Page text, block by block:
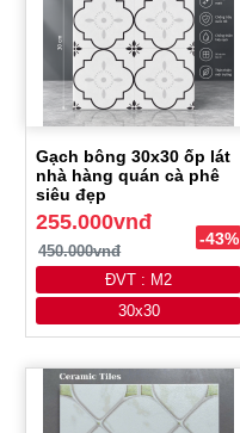
Gạch bông 30x30 ốp lát
nhà hàng quán cà phê
siêu đẹp
255.000vnđ
450.000vnđ
-43%
ĐVT : M2
30x30